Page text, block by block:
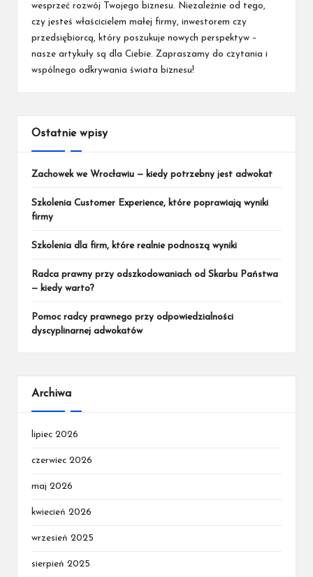
wesprzeć rozwój Twojego biznesu. Niezależnie od tego,
czy jesteś właścicielem małej firmy, inwestorem czy
przedsiębiorcą, który poszukuje nowych perspektyw –
nasze artykuły są dla Ciebie. Zapraszamy do czytania i
wspólnego odkrywania świata biznesu!
Ostatnie wpisy
Zachowek we Wrocławiu — kiedy potrzebny jest adwokat
Szkolenia Customer Experience, które poprawiają wyniki
firmy
Szkolenia dla firm, które realnie podnoszą wyniki
Radca prawny przy odszkodowaniach od Skarbu Państwa
— kiedy warto?
Pomoc radcy prawnego przy odpowiedzialności
dyscyplinarnej adwokatów
Archiwa
lipiec 2026
czerwiec 2026
maj 2026
kwiecień 2026
wrzesień 2025
sierpień 2025